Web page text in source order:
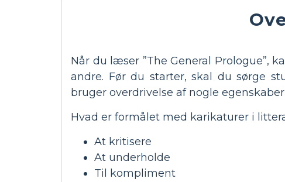
Når du læser ”The General
andre. Før du starter, skal du sørge
bruger overdrivelse af nogle
Hvad er formålet med karikaturer i
At kritisere
At underholde
Til kompliment